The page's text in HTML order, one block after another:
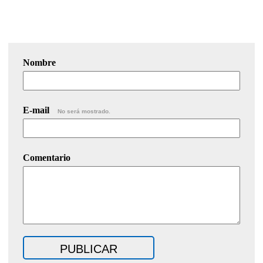
Nombre
E-mail No será mostrado.
Comentario